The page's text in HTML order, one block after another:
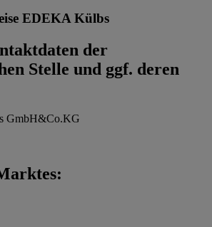
EDEKA Külbs
der
Stelle und ggf. deren
GmbH&Co.KG